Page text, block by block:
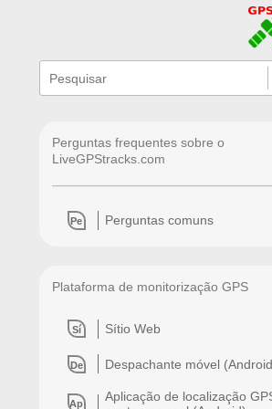
quick
search
Perguntas frequentes sobre o
LiveGPStracks.com
Pe Perguntas comuns
Plataforma de monitorização GPS
Sí Sítio Web
De Despachante móvel
Ap
Aplicação de localização